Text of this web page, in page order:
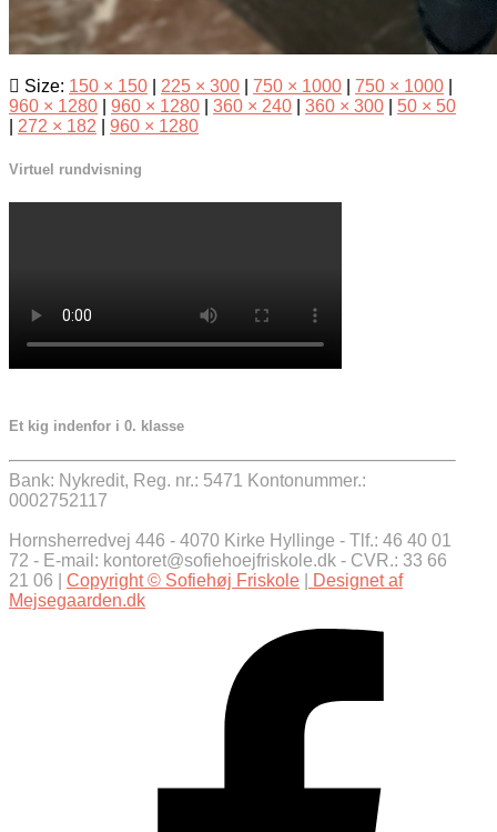
Size: 150 × 150 225 × 300 750 × 1000 750 × 1000
960 × 1280
960 × 1280 360 × 240 360 × 300
50 × 50
272 × 182 960 × 1280
Virtuel rundvisning
Et kig indenfor i 0. klasse
Bank: Nykredit, Reg. nr.: 5471 Kontonummer.:
0002752117
Hornsherredvej 446 - 4070 Kirke Hyllinge - Tlf.: 46 40 01
72 - E-mail: kontoret@sofiehoejfriskole.dk - CVR.: 33 66
21 06 | Copyright © Sofiehøj Friskole
Designet af
Mejsegaarden.dk